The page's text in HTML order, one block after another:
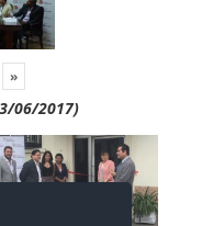
»
06/2017)